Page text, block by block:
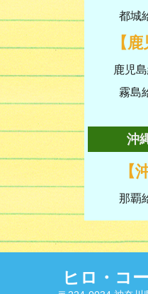
都城
【
鹿児
霧島
沖
【
那覇
ヒロ・コ